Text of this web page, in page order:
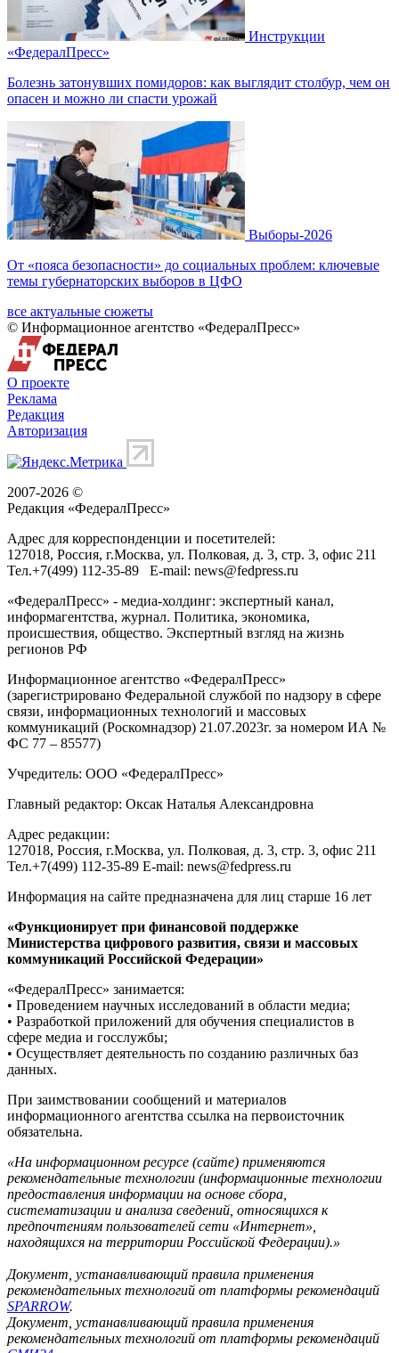
Инструкции
«ФедералПресс»
Болезнь затонувших помидоров: как выглядит столбур, чем он
опасен и можно ли спасти урожай
Выборы-2026
От «пояса безопасности» до социальных проблем: ключевые
темы губернаторских выборов в ЦФО
все актуальные сюжеты
© Информационное агентство «ФедералПресс»
О проекте
Реклама
Редакция
Авторизация
2007-2026 ©
Редакция «ФедералПресс»
Адрес для корреспонденции и посетителей:
127018, Россия, г.Москва, ул. Полковая, д. 3, стр. 3, офис 211
Тел.+7(499) 112-35-89 E-mail: news@fedpress.ru
«ФедералПресс» - медиа-холдинг: экспертный канал,
информагентства, журнал. Политика, экономика,
происшествия, общество. Экспертный взгляд на жизнь
регионов РФ
Информационное агентство «ФедералПресс»
(зарегистрировано Федеральной службой по надзору в сфере
связи, информационных технологий и массовых
коммуникаций (Роскомнадзор) 21.07.2023г. за номером ИА №
ФС 77 – 85577)
Учредитель: ООО «ФедералПресс»
Главный редактор: Оксак Наталья Александровна
Адрес редакции:
127018, Россия, г.Москва, ул. Полковая, д. 3, стр. 3, офис 211
Тел.+7(499) 112-35-89 E-mail: news@fedpress.ru
Информация на сайте предназначена для лиц старше 16 лет
«Функционирует при финансовой поддержке
Министерства цифрового развития, связи и массовых
коммуникаций Российской Федерации»
«ФедералПресс» занимается:
• Проведением научных исследований в области медиа;
• Разработкой приложений для обучения специалистов в
сфере медиа и госслужбы;
• Осуществляет деятельность по созданию различных баз
данных.
При заимствовании сообщений и материалов
информационного агентства ссылка на первоисточник
обязательна.
«На информационном ресурсе (сайте) применяются
рекомендательные технологии (информационные технологии
предоставления информации на основе сбора,
систематизации и анализа сведений, относящихся к
предпочтениям пользователей сети «Интернет»,
находящихся на территории Российской Федерации).»
Документ, устанавливающий правила применения
рекомендательных технологий от платформы рекомендаций
SPARROW.
Документ, устанавливающий правила применения
рекомендательных технологий от платформы рекомендаций